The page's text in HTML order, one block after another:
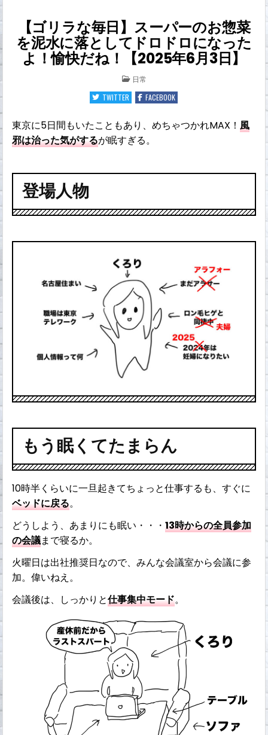
【ゴリラな毎日】スーパーのお惣菜
を泥水に落としてドロドロになった
よ！愉快だね！【2025年6月3日】
POSTED
IN
日常
TWITTER
FACEBOOK
東京に5日間もいたこともあり、めちゃつかれMAX！風
邪は治った気がするが眠すぎる。
登場人物
もう眠くてたまらん
10時半くらいに一旦起きてちょっと仕事するも、すぐに
ベッドに戻る。
どうしよう、あまりにも眠い・・・13時からの全員参加
の会議まで寝るか。
火曜日は出社推奨日なので、みんな会議室から会議に参
加。偉いねえ。
会議後は、しっかりと仕事集中モード。